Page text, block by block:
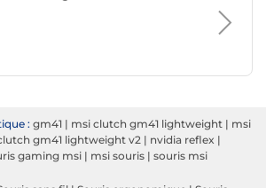
Souris
Razer
: gm41 | msi clutch gm41 lightweight | msi
gm41 lightweight v2 | nvidia reflex |
gaming msi | msi souris | souris msi